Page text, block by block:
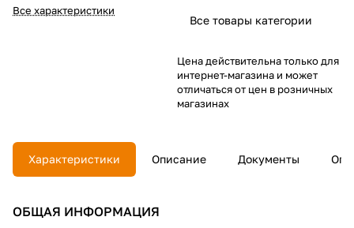
Все характеристики
Все товары категории
Цена действительна только для
интернет-магазина и может
отличаться от цен в розничных
магазинах
Характеристики Описание Документы
ОБЩАЯ ИНФОРМАЦИЯ